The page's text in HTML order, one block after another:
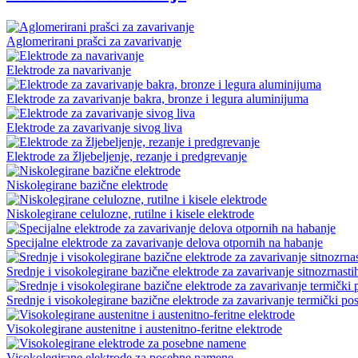
Aglomerirani prašci za zavarivanje
Elektrode za navarivanje
Elektrode za zavarivanje bakra, bronze i legura aluminijuma
Elektrode za zavarivanje sivog liva
Elektrode za žljebeljenje, rezanje i predgrevanje
Niskolegirane bazične elektrode
Niskolegirane celulozne, rutilne i kisele elektrode
Specijalne elektrode za zavarivanje delova otpornih na habanje
Srednje i visokolegirane bazične elektrode za zavarivanje
Srednje i visokolegirane bazične elektrode za zavarivanje termički
Visokolegirane austenitne i austenitno-feritne elektrode